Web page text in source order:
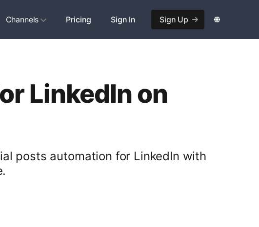
Channels Pricing Sign In Sign Up
LinkedIn on
posts automation for LinkedIn with